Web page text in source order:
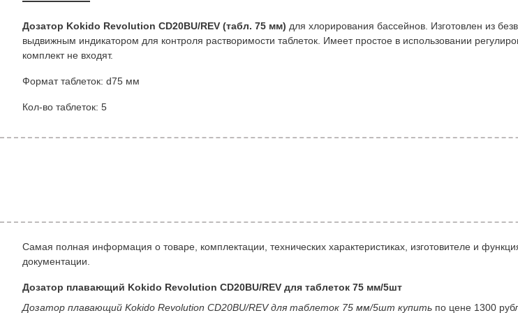
Дозатор Kokido Revolution CD20BU/REV (табл. 75 мм) для хлорирования бассейнов. Изготовлен из
выдвижным индикатором для контроля растворимости таблеток. Имеет простое в использовании
комплект не входят.
Формат таблеток: d75 мм
Кол-во таблеток: 5
Самая полная информация о товаре, комплектации, технических характеристиках, изготовителе и
документации.
Дозатор плавающий Kokido Revolution CD20BU/REV для таблеток 75 мм/5шт
Дозатор плавающий Kokido Revolution CD20BU/REV для таблеток 75 мм/5шт купить по цене 1300